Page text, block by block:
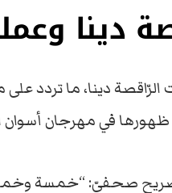
دينا
الرّاقصة دينا، ما تردد
في مهرجان أسوان
صحفيّ: “خمسة